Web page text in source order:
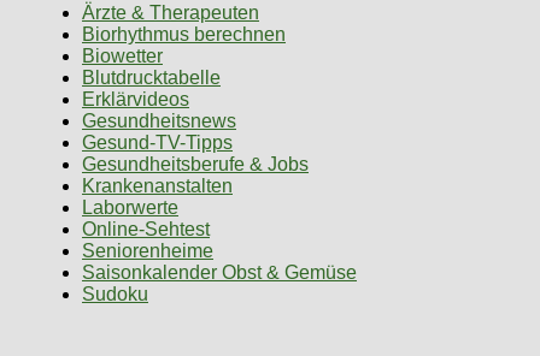
Ärzte & Therapeuten
Biorhythmus berechnen
Biowetter
Blutdrucktabelle
Erklärvideos
Gesundheitsnews
Gesund-TV-Tipps
Gesundheitsberufe & Jobs
Krankenanstalten
Laborwerte
Online-Sehtest
Seniorenheime
Saisonkalender Obst & Gemüse
Sudoku